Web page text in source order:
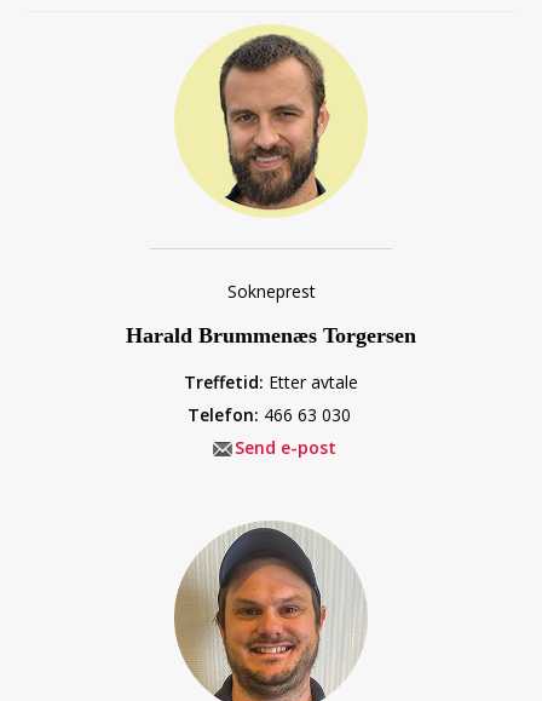
Sokneprest
Harald Brummenæs Torgersen
Treffetid: Etter avtale
Telefon: 466 63 030
Send e-post